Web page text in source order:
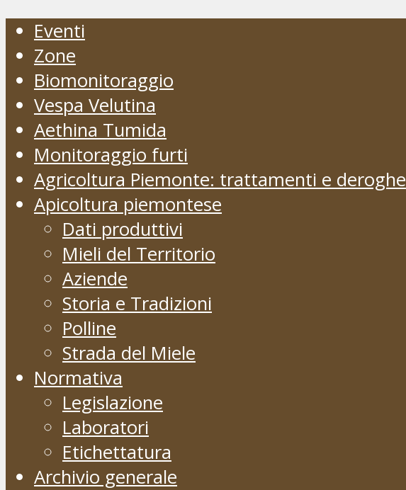
Eventi
Zone
Biomonitoraggio
Vespa Velutina
Aethina Tumida
Monitoraggio furti
Agricoltura Piemonte: trattamenti e deroghe
Apicoltura piemontese
Dati produttivi
Mieli del Territorio
Aziende
Storia e Tradizioni
Polline
Strada del Miele
Normativa
Legislazione
Laboratori
Etichettatura
Archivio generale